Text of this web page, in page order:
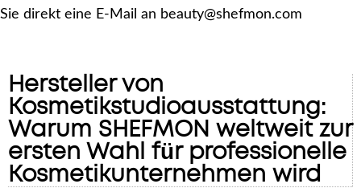
Sie direkt eine E-Mail an beauty@shefmon.com
Hersteller von
Kosmetikstudioausstattung:
Warum SHEFMON weltweit zur
ersten Wahl für professionelle
Kosmetikunternehmen wird